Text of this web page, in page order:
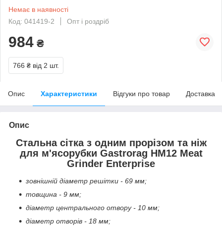
Немає в наявності
Код: 041419-2
Опт і роздріб
984 ₴
766 ₴ від 2 шт.
Опис Характеристики Відгуки про товар Доставка
Опис
Стальна сітка з одним прорізом та ніж
для м'ясорубки Gastrorag HM12 Meat
Grinder Enterprise
зовнішній діаметр решітки - 69 мм;
товщина - 9 мм;
діаметр центрального отвору - 10 мм;
діаметр отворів - 18 мм;